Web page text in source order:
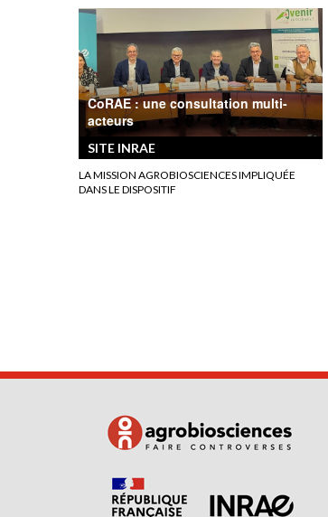
CoRAE : une consultation multi-
acteurs
SITE INRAE
LA MISSION AGROBIOSCIENCES IMPLIQUÉE
DANS LE DISPOSITIF